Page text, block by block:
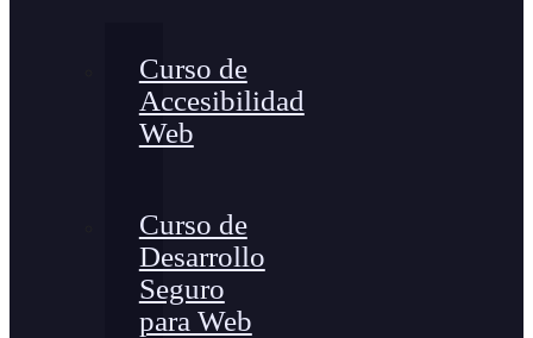
Curso de
Accesibilidad
Web
Curso de
Desarrollo
Seguro
para Web